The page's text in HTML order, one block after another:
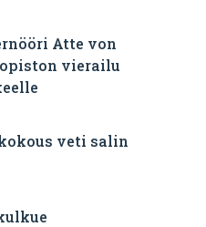
Atte von
vierailu
veti salin